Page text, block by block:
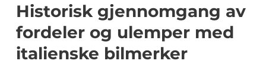
Historisk gjennomgang av
fordeler og ulemper med
italienske bilmerker